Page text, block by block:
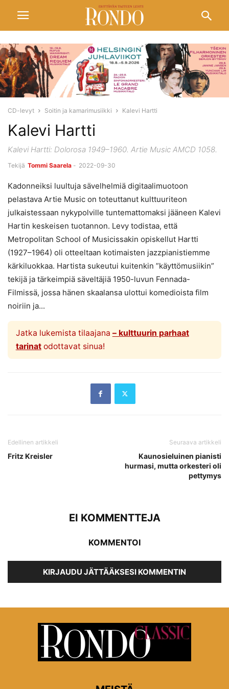
CD-levyt Soitin ja kamarimusiikki Kalevi Hartti
Kalevi Hartti
Kalevi Hartti: Dolorosa 1949–1960. Artie Music AMCD 1058.
Tekijä Tommi Saarela - 2022-09-30
Kadonneiksi luultuja sävelhelmiä digitaalimuotoon
pelastava Artie Music on toteuttanut kulttuuriteon
julkaistessaan nykypolville tuntemattomaksi jääneen Kalevi
Hartin keskeisen tuotannon. Levy todistaa, että
Metropolitan School of Musicissakin opiskellut Hartti
(1927–1964) oli otteeltaan kotimaisten jazzpianistiemme
kärkiluokkaa. Hartista sukeutui kuitenkin ”käyttömusiikin”
tekijä ja tärkeimpiä säveltäjiä 1950-luvun Fennada-
Filmissä, jossa hänen skaalansa ulottui komedioista film
noiriin ja...
Jatka lukemista tilaajana – kulttuurin parhaat
tarinatodottavat sinua!
Edellinen artikkeli
Fritz Kreisler
Seuraava artikkeli
Kaunosieluinen pianisti
hurmasi, mutta orkesteri oli
pettymys
EI KOMMENTTEJA
KOMMENTOI
KIRJAUDU JÄTTÄÄKSESI KOMMENTIN